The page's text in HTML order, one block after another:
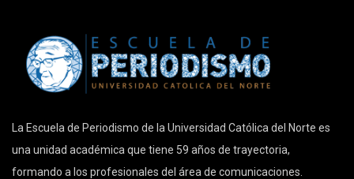
La Escuela de Periodismo de la Universidad Católica del Norte es
una unidad académica que tiene 59 años de trayectoria,
formando a los profesionales del área de comunicaciones.